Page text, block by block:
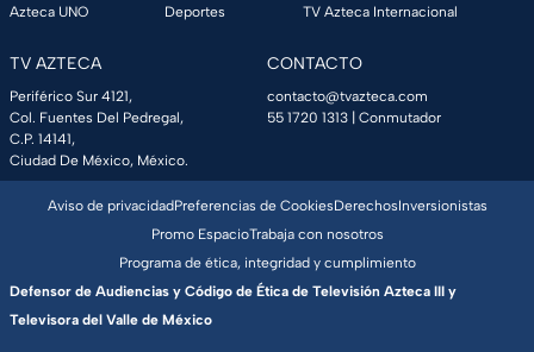
Azteca UNO
Deportes
TV Azteca Internacional
TV AZTECA
Periférico Sur 4121,
Col. Fuentes Del Pedregal,
C.P. 14141,
Ciudad De México, México.
CONTACTO
contacto@tvazteca.com
55 1720 1313 | Conmutador
Aviso de privacidadPreferencias de CookiesDerechosInversionistas
Promo EspacioTrabaja con nosotros
Programa de ética, integridad y cumplimiento
Defensor de Audiencias y Código de Ética de Televisión Azteca III y
Televisora del Valle de México